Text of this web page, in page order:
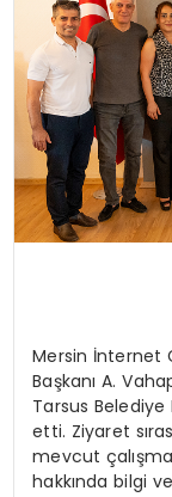
Mersin İnternet
Başkanı A.
Tarsus Belediye
etti. Ziyaret
mevcut
hakkında bilgi